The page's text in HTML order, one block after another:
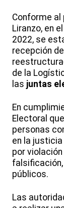
Conforme al
Liranzo, en
2022, se
recepción
de la
las juntas
En
Electoral
personas
en la justicia
por
públicos.
Las